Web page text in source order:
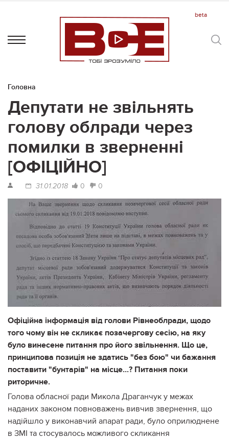
Головна
Депутати не звільнять
голову облради через
помилки в зверненні
[ОФІЦІЙНО]
31.01.2018 0 0
Офіційна інформація від голови Рівнеоблради, щодо
того чому він не скликає позачергову сесію, на яку
було винесене питання про його звільнення. Що це,
принципова позиція не здатись "без бою" чи бажання
поставити "бунтарів" на місце...? Питання поки
риторичне.
Голова обласної ради Микола Драганчук у межах
наданих законом повноважень вивчив звернення, що
надійшло у виконавчий апарат ради, було оприлюднене
в ЗМІ та стосувалось можливого скликання